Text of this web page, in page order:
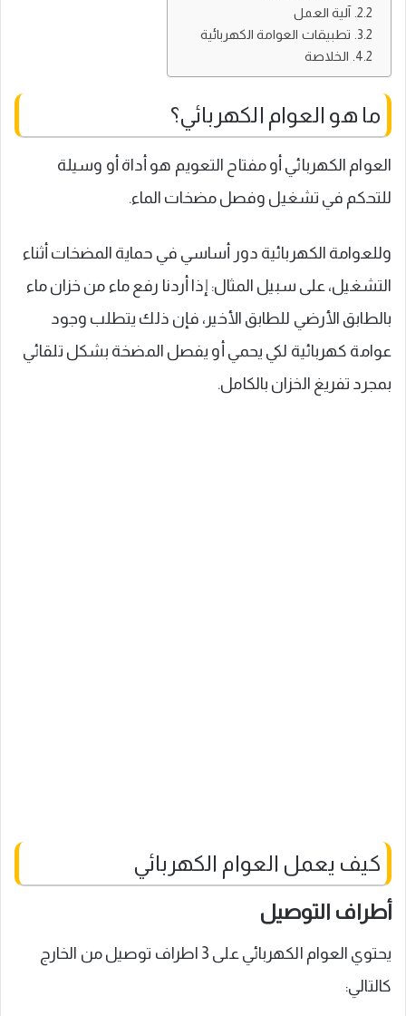
آلية العمل
تطبيقات العوامة الكهربائية
الخلاصة
ما هو العوام الكهربائي؟
العوام الكهربائي أو مفتاح التعويم هو أداة أو وسيلة
للتحكم في تشغيل وفصل مضخات الماء.
وللعوامة الكهربائية دور أساسي في حماية المضخات أثناء
التشغيل، على سبيل المثال: إذا أردنا رفع ماء من خزان ماء
بالطابق الأرضي للطابق الأخير، فإن ذلك يتطلب وجود
عوامة كهربائية لكي يحمي أو يفصل المضخة بشكل تلقائي
بمجرد تفريغ الخزان بالكامل.
كيف يعمل العوام الكهربائي
أطراف التوصيل
يحتوي العوام الكهربائي على 3 اطراف توصيل من الخارج
كالتالي: